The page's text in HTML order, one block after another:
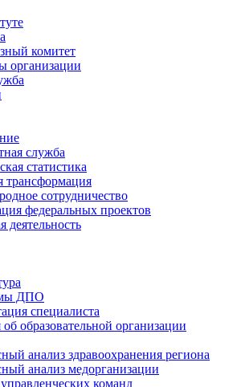
комитет
организации
служба
статистика
трансформация
сотрудничество
федеральных проектов
деятельность
ДПО
специалиста
образовательной организации
анализ здравоохранения региона
анализ медорганизации
команд